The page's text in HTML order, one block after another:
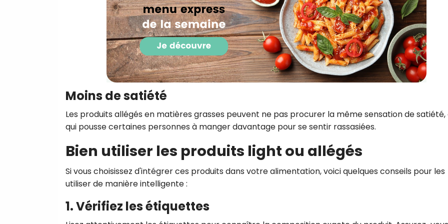
Moins de satiété
Les produits allégés en matières grasses peuvent ne pas procurer la même sensation de satiété,
qui pousse certaines personnes à manger davantage pour se sentir rassasiées.
Bien utiliser les produits light ou allégés
Si vous choisissez d'intégrer ces produits dans votre alimentation, voici quelques conseils pour les
utiliser de manière intelligente :
1. Vérifiez les étiquettes